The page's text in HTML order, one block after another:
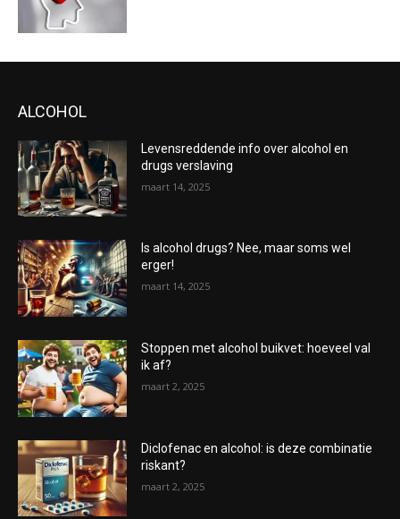
ALCOHOL
Levensreddende info over alcohol en
drugs verslaving
maart 14, 2025
Is alcohol drugs? Nee, maar soms wel
erger!
maart 14, 2025
Stoppen met alcohol buikvet: hoeveel val
ik af?
maart 2, 2025
Diclofenac en alcohol: is deze combinatie
riskant?
maart 2, 2025